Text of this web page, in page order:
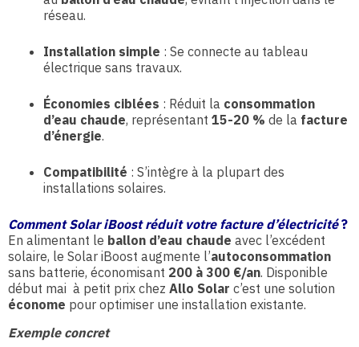
réseau.
Installation simple : Se connecte au tableau
électrique sans travaux.
Économies ciblées : Réduit la consommation
d’eau chaude, représentant 15-20 % de la facture
d’énergie.
Compatibilité : S’intègre à la plupart des
installations solaires.
Comment Solar iBoost réduit votre facture d’électricité?
En alimentant le ballon d’eau chaude avec l’excédent
solaire, le Solar iBoost augmente l’autoconsommation
sans batterie, économisant 200 à 300 €/an. Disponible
début mai à petit prix chez Allo Solar c’est une solution
économe pour optimiser une installation existante.
Exemple concret